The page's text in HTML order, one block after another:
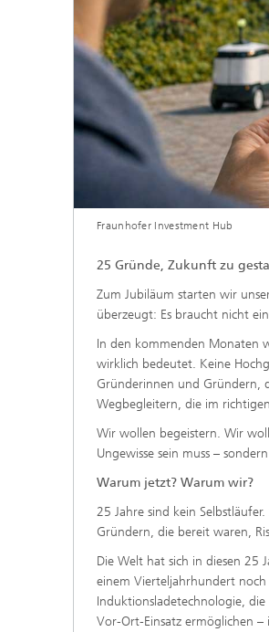
Fraunhofer Investment Hub
25 Gründe, Zukunft zu
Zum Jubiläum starten wir
überzeugt: Es braucht nicht
In den kommenden Monaten
wirklich bedeutet. Keine
Gründerinnen und Gründern,
Wegbegleitern, die im
Wir wollen begeistern. Wir
Ungewisse sein muss –
Warum jetzt? Warum wir?
25 Jahre sind kein
Gründern, die bereit waren,
Die Welt hat sich in diesen 25
einem Vierteljahrhundert
Induktionsladetechnologie,
Vor-Ort-Einsatz ermöglichen